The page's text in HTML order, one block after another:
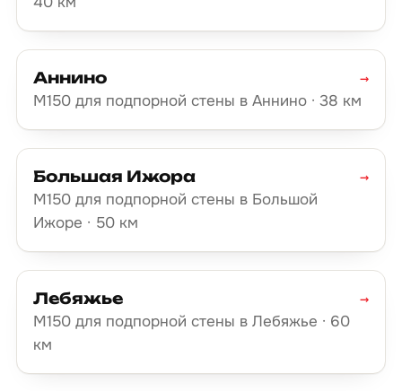
Аннино
М150 для подпорной стены в Аннино · 38 км
→
Большая Ижора
М150 для подпорной стены в Большой
Ижоре · 50 км
→
Лебяжье
М150 для подпорной стены в Лебяжье · 60
км
→